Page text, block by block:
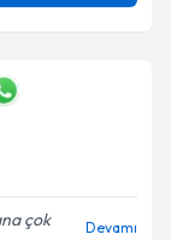
çok
Devamı